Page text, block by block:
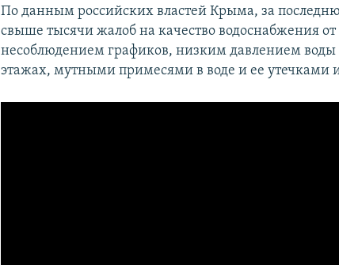
По данным российских властей Крыма, за
свыше тысячи жалоб на качество водоснабжения
несоблюдением графиков, низким давлением воды
этажах, мутными примесями в воде и ее утечками